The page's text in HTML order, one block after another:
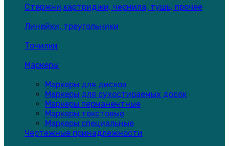
Стержни,картриджи, чернила, тушь, прочее
Линейки, треугольники
Точилки
Маркеры
Маркеры для дисков
Маркеры для сухостираемых досок
Маркеры перманентные
Маркеры текстовые
Маркеры специальные
Чертежные принадлежности